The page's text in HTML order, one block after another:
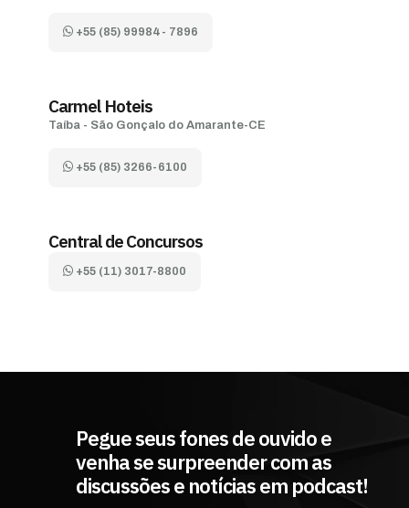
+55 (85) 99984- 7896
Carmel Hoteis
Taíba - São Gonçalo do Amarante-CE
+55 (85) 3266-6100
Central de Concursos
+55 (11) 3017-8800
Pegue seus fones de ouvido e
venha se surpreender com as
discussões e notícias em podcast!